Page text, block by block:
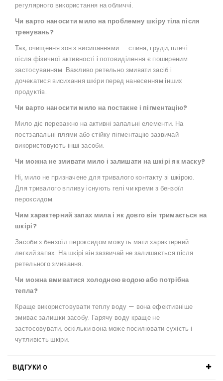
регулярного використання на обличчі.
Чи варто наносити мило на проблемну шкіру тіла після
тренувань?
Так, очищення зон з висипаннями — спина, груди, плечі —
після фізичної активності і потовиділення є поширеним
застосуванням. Важливо ретельно змивати засіб і
дочекатися висихання шкіри перед нанесенням інших
продуктів.
Чи варто наносити мило на постакне і пігментацію?
Мило діє переважно на активні запальні елементи. На
постзапальні плями або стійку пігментацію зазвичай
використовують інші засоби.
Чи можна не змивати мило і залишати на шкірі як маску?
Ні, мило не призначене для тривалого контакту зі шкірою.
Для тривалого впливу існують гелі чи креми з бензоїл
пероксидом.
Чим характерний запах мила і як довго він тримається на
шкірі?
Засоби з бензоїл пероксидом можуть мати характерний
легкий запах. На шкірі він зазвичай не залишається після
ретельного змивання.
Чи можна вмиватися холодною водою або потрібна
тепла?
Краще використовувати теплу воду — вона ефективніше
змиває залишки засобу. Гарячу воду краще не
застосовувати, оскільки вона може посилювати сухість і
чутливість шкіри.
ВІДГУКИ 0